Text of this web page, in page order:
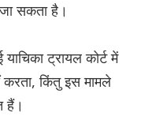
सकता है।
ट्रायल कोर्ट में
करता, किंतु इस मामले
हैं।